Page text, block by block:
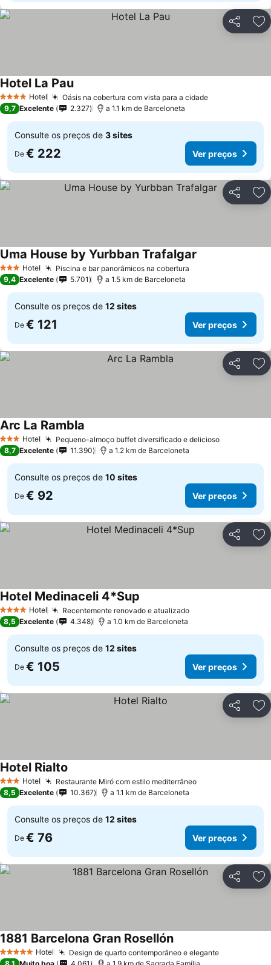
Partilhar
4 EstrelasHotel Oásis na cobertura com vista para a cidadeVer preços
Hotel La PauVer preços
9,7 Excelente 2.327 a 1.1 km de Barceloneta
Consulte os preços de 3 sites
De € 222 Ver preços
Partilhar
3 EstrelasHotel Piscina e bar panorâmicos na cobertura
Uma House by Yurbban Trafalgar
9,4 Excelente 5.701 a 1.5 km de Barceloneta
Consulte os preços de 12 sites
De € 121 Ver preços
Partilhar
3 EstrelasHotel Pequeno-almoço buffet diversificado e deliciosoVer preços
Arc La Rambla
8,7 Excelente 11.390 a 1.2 km de Barceloneta
Consulte os preços de 10 sites
De € 92 Ver preços
Partilhar
4 EstrelasHotel Recentemente renovado e atualizadoVer preços
Hotel Medinaceli 4*Sup
8,5 Excelente 4.348 a 1.0 km de Barceloneta
Consulte os preços de 12 sites
De € 105 Ver preços
Partilhar
3 EstrelasHotel Restaurante Miró com estilo mediterrâneoVer preços
Hotel Rialto
8,5 Excelente 10.367 a 1.1 km de Barceloneta
Consulte os preços de 12 sites
De € 76 Ver preços
Partilhar
5 Estrelas Hotel Design de quarto contemporâneo e eleganteVer preços
1881 Barcelona Gran RosellónVer preços